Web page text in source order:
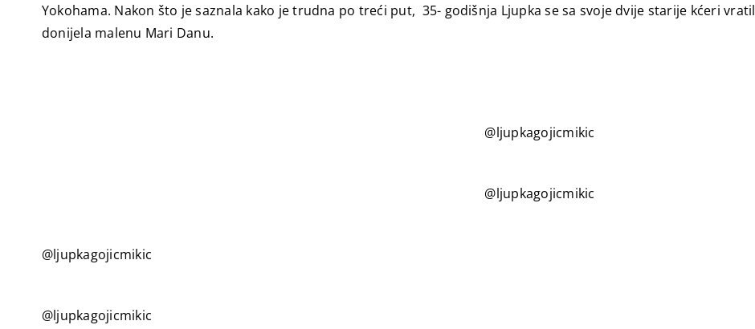
Yokohama. Nakon što je saznala kako je trudna po treći put, 35- godišnja Ljupka se sa svoje dvije starije kćeri
donijela malenu Mari Danu.
@ljupkagojicmikic
@ljupkagojicmikic
@ljupkagojicmikic
@ljupkagojicmikic